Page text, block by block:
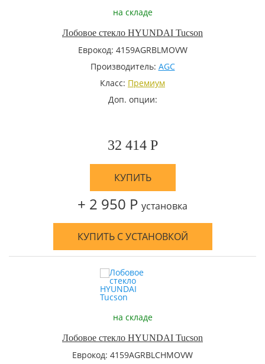
на складе
Лобовое стекло HYUNDAI Tucson
Еврокод: 4159AGRBLMOVW
Производитель: AGC
Класс: Премиум
Доп. опции:
32 414 Р
КУПИТЬ
+ 2 950 Р установка
КУПИТЬ С УСТАНОВКОЙ
на складе
Лобовое стекло HYUNDAI Tucson
Еврокод: 4159AGRBLCHMOVW